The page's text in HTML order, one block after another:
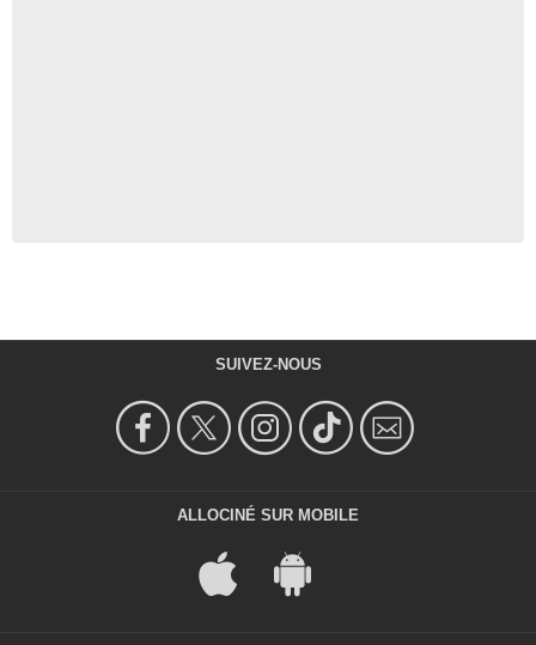
SUIVEZ-NOUS
ALLOCINÉ SUR MOBILE